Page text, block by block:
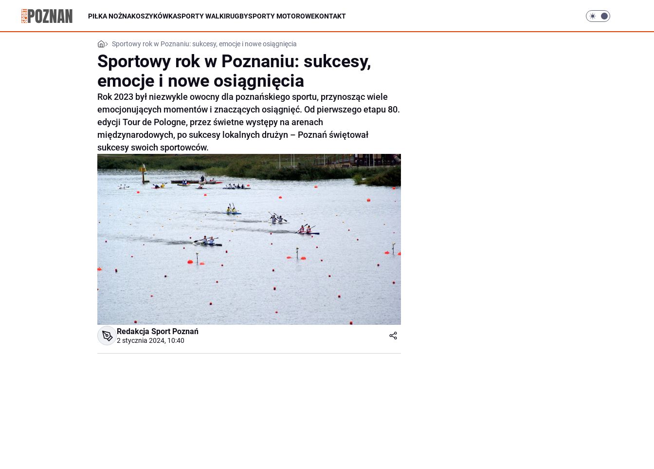
PIŁKA NOŻNAKOSZYKÓWKASPORTY WALKIRUGBYSPORTY MOTOROWEKONTAKT
Sportowy rok w Poznaniu: sukcesy, emocje i nowe osiągnięcia
Sportowy rok w Poznaniu: sukcesy,
emocje i nowe osiągnięcia
Rok 2023 był niezwykle owocny dla poznańskiego sportu, przynosząc wiele
emocjonujących momentów i znaczących osiągnięć. Od pierwszego etapu 80.
edycji Tour de Pologne, przez świetne występy na arenach
międzynarodowych, po sukcesy lokalnych drużyn – Poznań świętował
sukcesy swoich sportowców.
Redakcja Sport Poznań
2 stycznia 2024, 10:40